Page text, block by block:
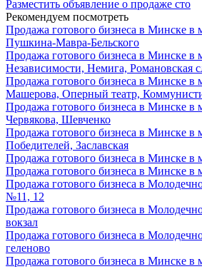
Разместить объявление о продаже сто
Рекомендуем посмотреть
Продажа готового бизнеса в Минске в
Пушкина-Мавра-Бельского
Продажа готового бизнеса в Минске в
Независимости, Немига, Романовская
Продажа готового бизнеса в Минске в
Машерова, Оперный театр,
Продажа готового бизнеса в Минске в
Червякова, Шевченко
Продажа готового бизнеса в Минске в
Победителей, Заславская
Продажа готового бизнеса в Минске в
Продажа готового бизнеса в Минске
Продажа готового бизнеса в
№11, 12
Продажа готового бизнеса в
вокзал
Продажа готового бизнеса в
геленово
Продажа готового бизнеса в Минске в